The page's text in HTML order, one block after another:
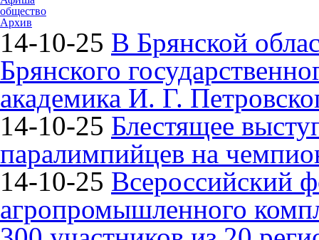
общество
Архив
14-10-25 В Брянской
Брянского
академика И. Г.
14-10-25 Блестящее
паралимпийцев на
14-10-25 Всероссийский
агропромышленного